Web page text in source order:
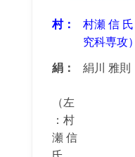
村：
村瀬 信
究科専攻）
絹： 絹川 雅則
（左
：村
瀬 信